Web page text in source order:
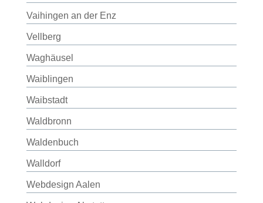
Vaihingen an der Enz
Vellberg
Waghäusel
Waiblingen
Waibstadt
Waldbronn
Waldenbuch
Walldorf
Webdesign Aalen